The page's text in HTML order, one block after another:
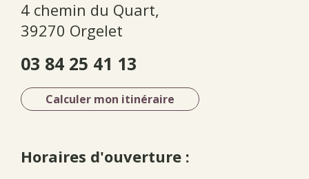
4 chemin du Quart,
39270 Orgelet
03 84 25 41 13
Calculer mon itinéraire
Horaires d'ouverture :